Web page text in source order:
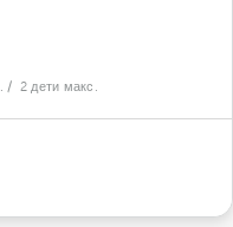
/ 2 дети макс.